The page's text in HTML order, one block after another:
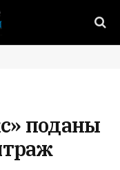
поданы